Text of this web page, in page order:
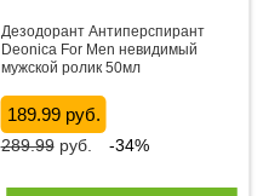
Дезодорант Антиперспирант
Deonica For Men невидимый
мужской ролик 50мл
189.99 руб.
289.99руб. -34%